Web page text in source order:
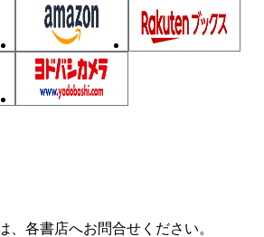
各書店へお問合せください。